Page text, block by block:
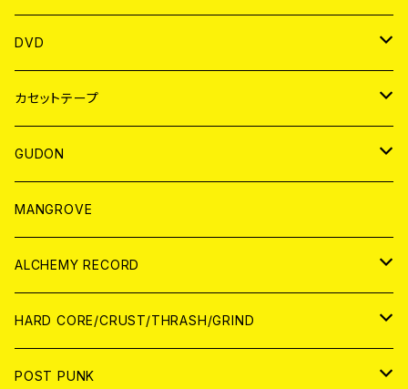
ANALOG
アパレル
BADGE
DVD
JAPAN
WORLD
カセットテープ
JAPAN
WORLD
GUDON
アパレル
PATCH
アナログ
DIGITAL CONTENTS
MANGROVE
ALCHEMY RECORD
CD
ANALOG
HARD CORE/CRUST/THRASH/GRIND
JAPAN
POST PUNK